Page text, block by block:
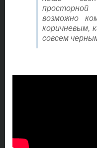
возможно
коричневым,
совсем